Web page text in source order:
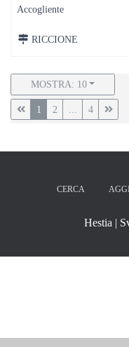
Accogliente
RICCIONE
MOSTRA: 10
1 2 4
CERCA
Hestia |